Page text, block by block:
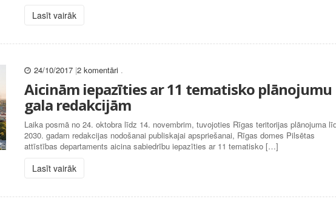
Lasīt vairāk
24/10/2017 |2 komentāri .
Aicinām iepazīties ar 11 tematisko plānojumu
gala redakcijām
Laika posmā no 24. oktobra līdz 14. novembrim, tuvojoties Rīgas teritorijas plānojuma
2030. gadam redakcijas nodošanai publiskajai apspriešanai, Rīgas domes Pilsētas
attīstības departaments aicina sabiedrību iepazīties ar 11 tematisko […]
Lasīt vairāk